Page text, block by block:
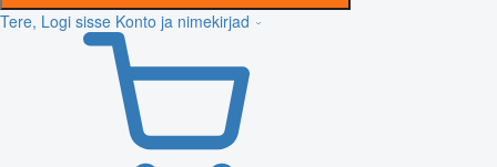
Tere, Logi sisse Konto ja nimekirjad